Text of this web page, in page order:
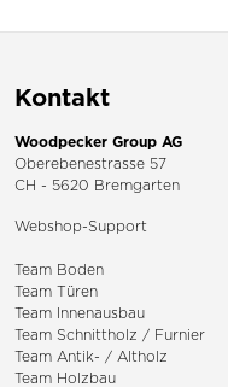
Kontakt
Woodpecker Group AG
Oberebenestrasse 57
CH - 5620 Bremgarten
Webshop-Support
Team Boden
Team Türen
Team Innenausbau
Team Schnittholz / Furnier
Team Antik- / Altholz
Team Holzbau